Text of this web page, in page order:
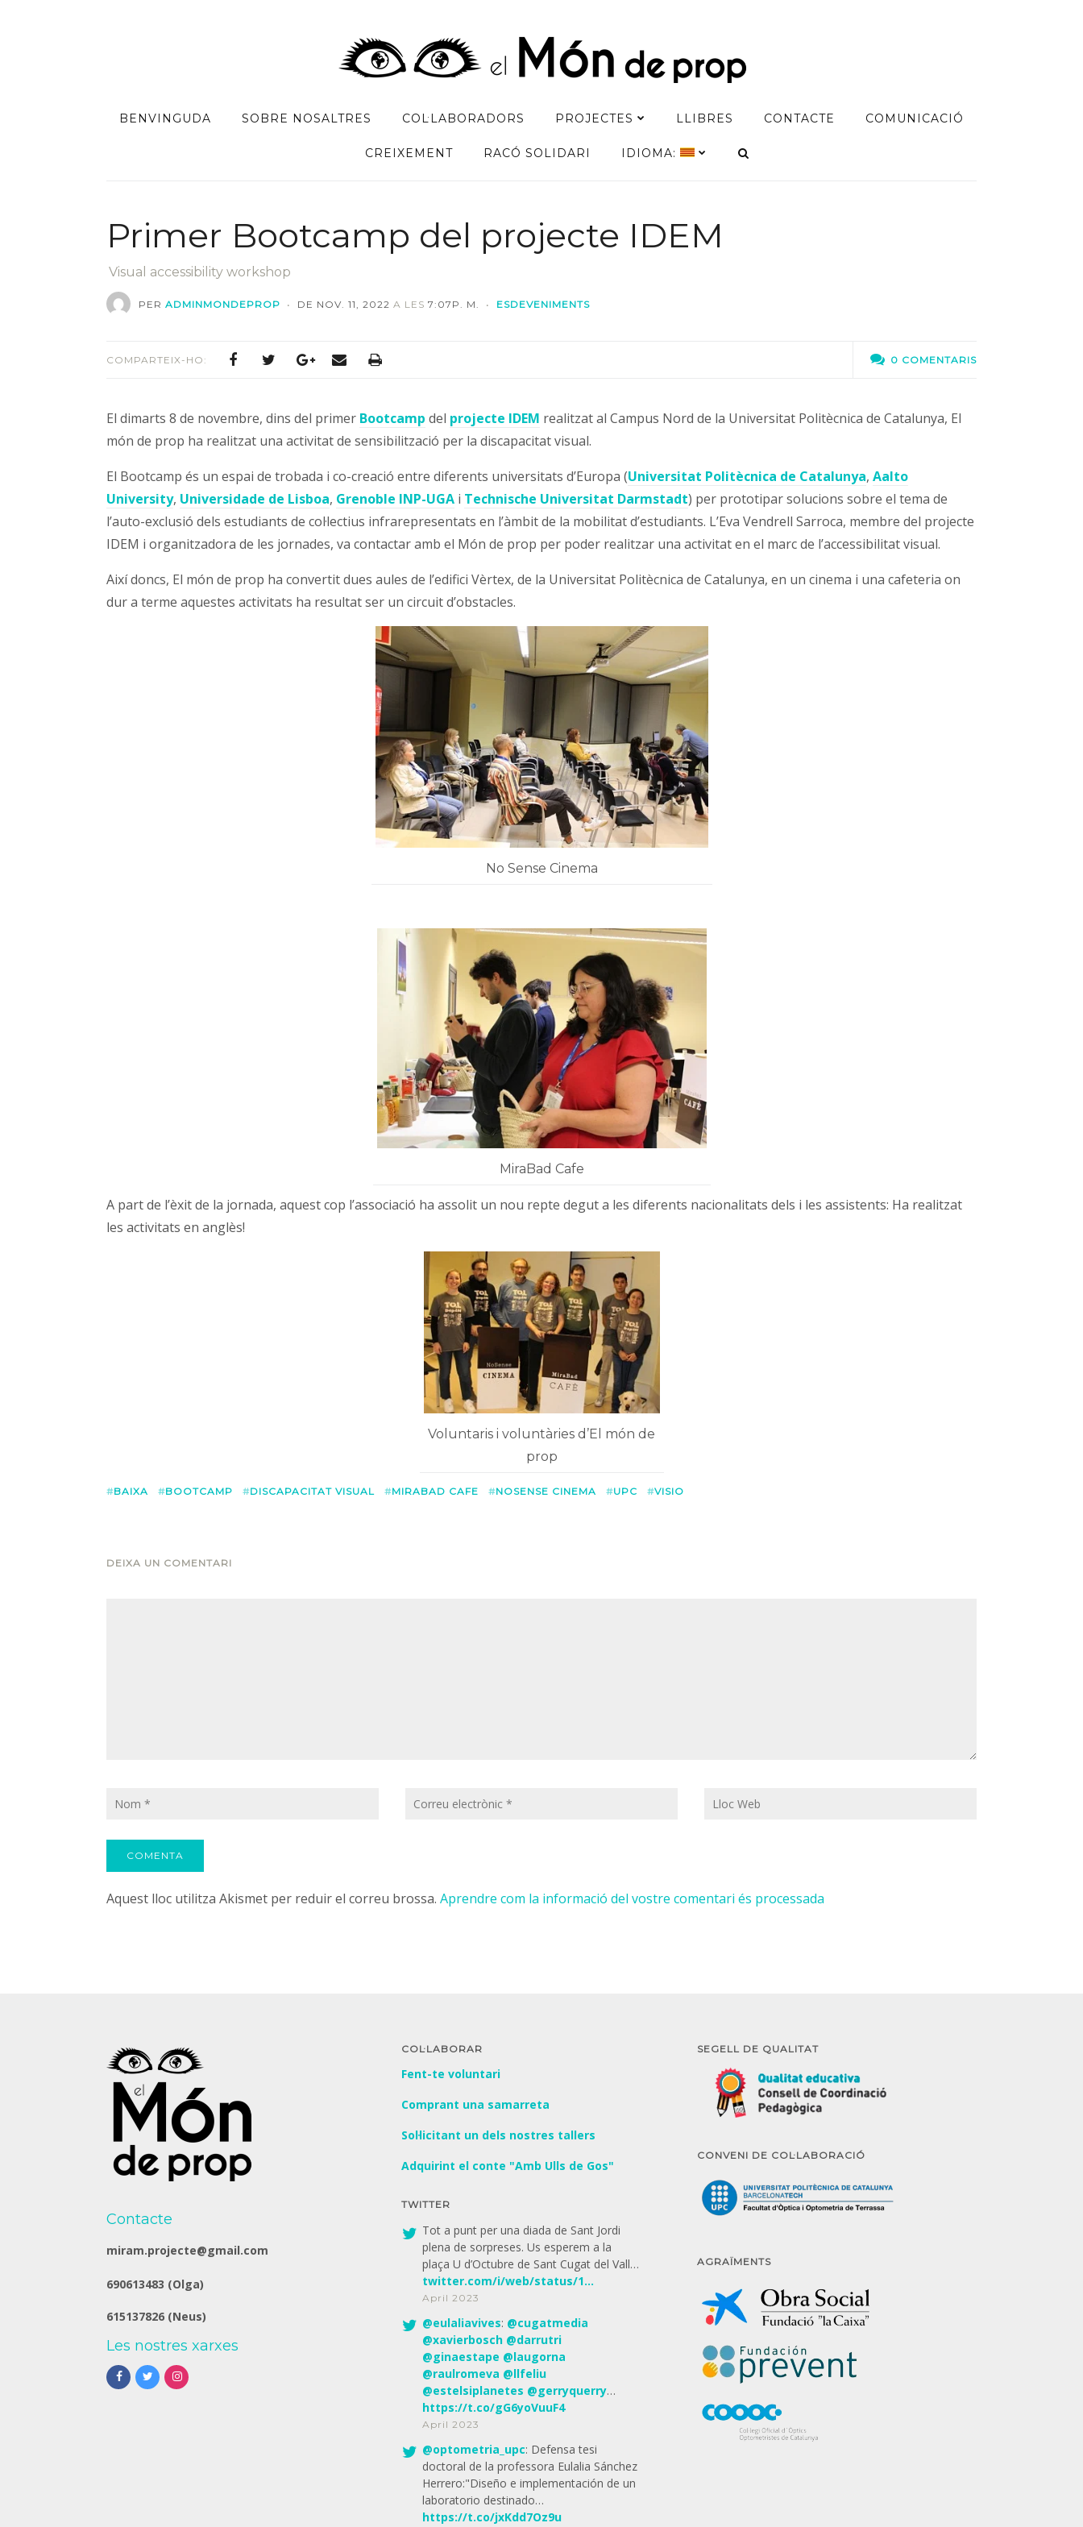
BENVINGUDA SOBRE NOSALTRES COL·LABORADORS PROJECTES LLIBRES CONTACTE COMUNICACIÓ
CREIXEMENT RACÓ SOLIDARI IDIOMA:
Primer Bootcamp del projecte IDEM
Visual accessibility workshop
PER ADMINMONDEPROP • DE NOV. 11, 2022 A LES 7:07P. M. • ESDEVENIMENTS
0 COMENTARIS
COMPARTEIX-HO:
El dimarts 8 de novembre, dins del primer Bootcamp del projecte IDEM realitzat al Campus Nord de la Universitat Politècnica de Catalunya, El
món de prop ha realitzat una activitat de sensibilització per la discapacitat visual.
El Bootcamp és un espai de trobada i co-creació entre diferents universitats d’Europa (Universitat Politècnica de Catalunya, Aalto
University, Universidade de Lisboa, Grenoble INP-UGA i Technische Universitat Darmstadt) per prototipar solucions sobre el tema de
l’auto-exclusió dels estudiants de col·lectius infrarepresentats en l’àmbit de la mobilitat d’estudiants. L’Eva Vendrell Sarroca, membre del projecte
IDEM i organitzadora de les jornades, va contactar amb el Món de prop per poder realitzar una activitat en el marc de l’accessibilitat visual.
Així doncs, El món de prop ha convertit dues aules de l’edifici Vèrtex, de la Universitat Politècnica de Catalunya, en un cinema i una cafeteria on
dur a terme aquestes activitats ha resultat ser un circuit d’obstacles.
No Sense Cinema
MiraBad Cafe
A part de l’èxit de la jornada, aquest cop l’associació ha assolit un nou repte degut a les diferents nacionalitats dels i les assistents: Ha realitzat
les activitats en anglès!
Voluntaris i voluntàries d’El món de
prop
BAIXA BOOTCAMP DISCAPACITAT VISUAL MIRABAD CAFE NOSENSE CINEMA UPC VISIO
DEIXA UN COMENTARI
Aquest lloc utilitza Akismet per reduir el correu brossa. Aprendre com la informació del vostre comentari és processada
Contacte
miram.projecte@gmail.com
690613483 (Olga)
615137826 (Neus)
Les nostres xarxes
COL·LABORAR
Fent-te voluntari
Comprant una samarreta
Sol·licitant un dels nostres tallers
Adquirint el conte "Amb Ulls de Gos"
TWITTER
Tot a punt per una diada de Sant Jordi
plena de sorpreses. Us esperem a la
plaça U d’Octubre de Sant Cugat del Vall…
twitter.com/i/web/status/1…
April 2023
@eulaliavives: @cugatmedia
@xavierbosch @darrutri
@ginaestape @laugorna
@raulromeva @llfeliu
@estelsiplanetes @gerryquerry…
https://t.co/gG6yoVuuF4
April 2023
@optometria_upc: Defensa tesi
doctoral de la professora Eulalia Sánchez
Herrero:"Diseño e implementación de un
laboratorio destinado…
https://t.co/jxKdd7Oz9u
SEGELL DE QUALITAT
CONVENI DE COL·LABORACIÓ
AGRAÏMENTS